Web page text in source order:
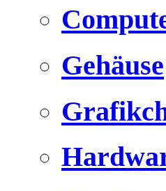
Gehäuse